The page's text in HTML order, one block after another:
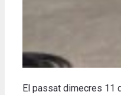
El passat dimecres 11